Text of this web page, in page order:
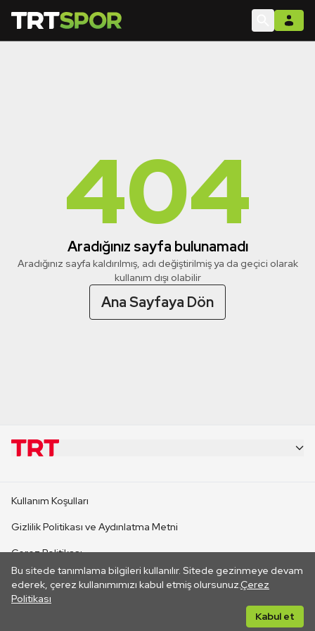
404
Aradığınız sayfa bulunamadı
Aradığınız sayfa kaldırılmış, adı değiştirilmiş ya da geçici olarak
kullanım dışı olabilir
Ana Sayfaya Dön
Bu sitede tanımlama bilgileri kullanılır. Sitede gezinmeye devam
ederek, çerez kullanımımızı kabul etmiş olursunuz.Çerez
Politikası
Kabul et
CANLI YAYINLAR
Kullanım Koşulları
Gizlilik Politikası ve Aydınlatma Metni
Çerez Politikası
İletişim
Her hakkı saklıdır. ©2026 TRT. Bağlantı yoluyla gidilen dış